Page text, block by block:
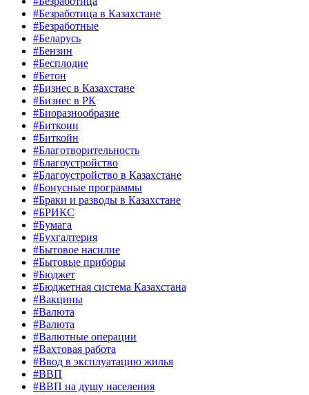
#Безработица в Казахстане
#Безработные
#Беларусь
#Бензин
#Бесплодие
#Бетон
#Бизнес в Казахстане
#Бизнес в РК
#Биоразнообразие
#Биткоин
#Биткойн
#Благотворительность
#Благоустройство
#Благоустройство в Казахстане
#Бонусные программы
#Браки и разводы в Казахстане
#БРИКС
#Бумага
#Бухгалтерия
#Бытовое насилие
#Бытовые приборы
#Бюджет
#Бюджетная система Казахстана
#Вакцины
#Валюта
#Валюта
#Валютные операции
#Вахтовая работа
#Ввод в эксплуатацию жилья
#ВВП
#ВВП на душу населения